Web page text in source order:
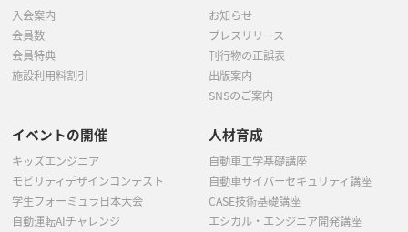
入会案内
会員数
会員特典
施設利用料割引
お知らせ
プレスリリース
刊行物の正誤表
出版案内
SNSのご案内
イベントの開催
キッズエンジニア
モビリティデザインコンテスト
学生フォーミュラ日本大会
自動運転AIチャレンジ
人材育成
自動車工学基礎講座
自動車サイバーセキュリティ講座
CASE技術基礎講座
エシカル・エンジニア開発講座